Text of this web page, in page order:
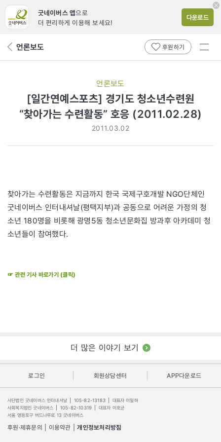
굿네이버스 앱으로
더 편리하게 이용해 보세요!
다운로드
뒤 언론보도 후원하기
전체
언론보도
[일간연예스포츠] 경기도 청소년수련원
“찾아가는 수련활동” 호응 (2011.02.28)
2011.03.02
찾아가는 수련활동은 지금까지 한국 국제구호개발 NGO단체인
굿네이버스 인터내셔날(평택지부)과 공동으로 어려운 가정의 청
소년 180명을 비롯해 광명5동 청소년문화집 방과후 아카데미 청
소년들이 참여했다.
☞ 관련 기사 바로가기 (클릭)
더 많은 이야기 보기
로그인 회원상담센터 APP다운로드
사단법인 굿네이버스 인터내셔날 105-82-13183
대표자 이일하
사회복지법인 굿네이버스
105-82-10319
대표자 이호균
서울 영등포구 버드나루로 13 굿네이버스
후원·제휴문의 이용약관 개인정보처리방침